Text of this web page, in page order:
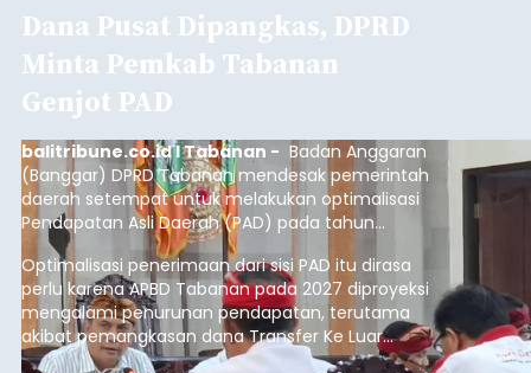
Dana Pusat Dipangkas, DPRD
Minta Pemkab Tabanan
Genjot PAD
balitribune.co.id I Tabanan - Badan Anggaran
(Banggar) DPRD Tabanan mendesak pemerintah
daerah setempat untuk melakukan optimalisasi
Pendapatan Asli Daerah (PAD) pada tahun
anggaran 2027.
Optimalisasi penerimaan dari sisi PAD itu dirasa
perlu karena APBD Tabanan pada 2027 diproyeksi
mengalami penurunan pendapatan, terutama
akibat pemangkasan dana Transfer Ke Luar
Daerah (TKD) dari pemerintah pusat.